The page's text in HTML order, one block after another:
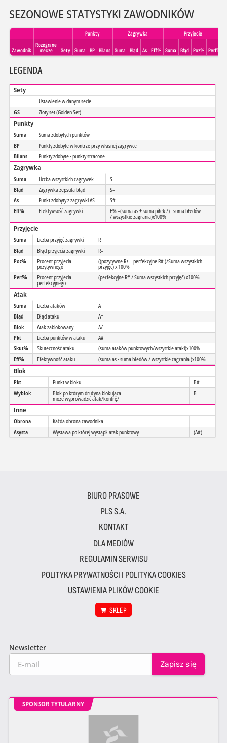
SEZONOWE STATYSTYKI ZAWODNIKÓW
Punkty Zagrywka Przyjecie
Zawodnik
Rozegrane
mecze
Sety Suma BP Bilans Suma Błąd As Eff% Suma Błąd Poz% Perf%
LEGENDA
Sety
Ustawienie w danym secie
GS
Złoty set (Golden Set)
Punkty
Suma
Suma zdobytych punktów
BP
Punkty zdobyte w kontrze przy własnej zagrywce
Bilans
Punkty zdobyte - punkty stracone
Zagrywka
Suma Liczba wszystkich zagrywek
S
Błąd
Zagrywka zepsuta błąd
S=
As
Punkt zdobyty z zagrywki AS
S#
Eff%
Efektywsość zagrywki E% =(suma as + suma piłek /) - suma błedów
/ wszystkie zagrania)x100%
Przyjęcie
Suma Liczba przyjęć zagrywki
R
Błąd
Błąd przyjecia zagrywki
R=
Poz%
Procent przyjecia
pozytywnego
((pozytywne R+ + perfekcyjne R# )/Suma wszystkich
przyjęć) x 100%
Perf%
Procent przyjecia
perfekcyjnego
(perfekcyjne R# / Suma wszystkich przyjęć) x100%
Atak
Suma Liczba ataków
A
Błąd
Błąd ataku
A=
Blok
Atak zablokowany
A/
Pkt
Liczba punktów w ataku
A#
Skut%
Skuteczność ataku
(suma ataków punktowych/wszystkie ataki)x100%
Eff%
Efektywność ataku (suma as - suma błedów / wszystkie zagrania )x100%
Blok
Pkt Punkt w bloku
B#
Wyblok
Blok po którym drużyna blokująca
może wyprowadzić atak/kontrę/
B+
Inne
Obrona
Każda obrona zawodnika
Asysta
Wystawa po której wystąpił atak punktowy (A#)
BIURO PRASOWE
PLS S.A.
KONTAKT
DLA MEDIÓW
REGULAMIN SERWISU
POLITYKA PRYWATNOŚCI I POLITYKA COOKIES
USTAWIENIA PLIKÓW COOKIE
SKLEP
Newsletter
SPONSOR TYTULARNY